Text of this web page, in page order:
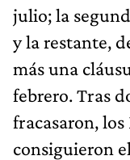
julio; la
y la restante,
más una
febrero. Tras
fracasaron,
consiguieron